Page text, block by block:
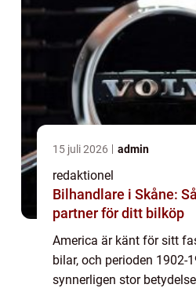
15 juli 2026 admin
redaktionel
Bilhandlare i Skåne:
partner för ditt bilköp
America är känt för sitt
bilar, och perioden 1902-
synnerligen stor